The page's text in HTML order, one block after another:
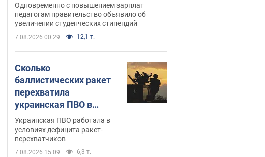
Одновременно с повышением зарплат
педагогам правительство объявило об
увеличении студенческих стипендий
7.08.2026 00:29 12,1 т.
Сколько
баллистических ракет
перехватила
украинская ПВО в
июле: в Минобороны
назвали цифру
Украинская ПВО работала в
условиях дефицита ракет-
перехватчиков
7.08.2026 15:09 6,3 т.